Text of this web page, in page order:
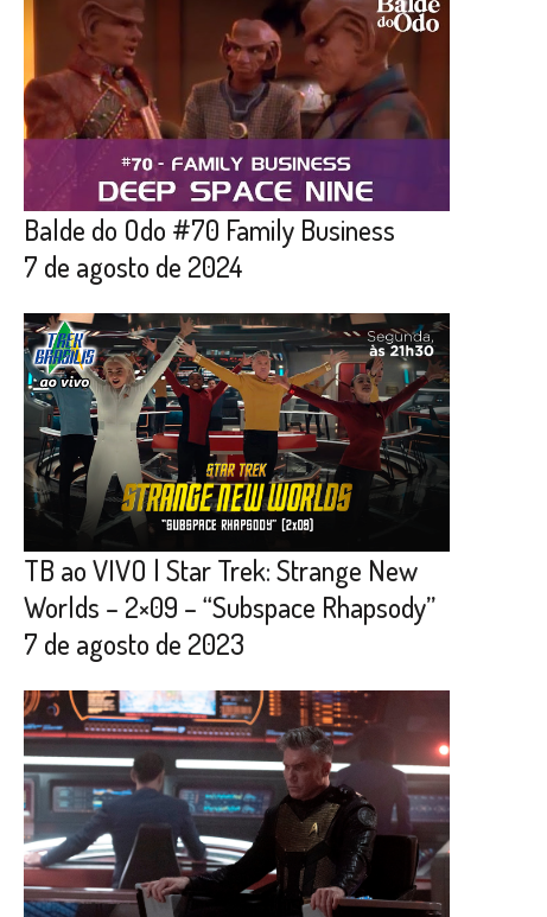
Balde do Odo #70 Family Business
7 de agosto de 2024
TB ao VIVO | Star Trek: Strange New
Worlds – 2×09 – “Subspace Rhapsody”
7 de agosto de 2023